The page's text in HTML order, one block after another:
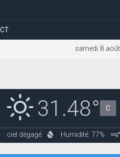
samedi 8
31.48° C
ciel dégagé Humidité: 77%